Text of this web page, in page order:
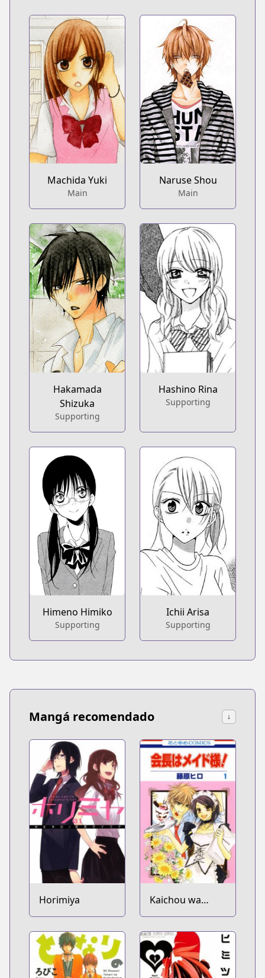
Machida Yuki
Main
Naruse Shou
Main
Hakamada
Shizuka
Supporting
Hashino Rina
Supporting
Himeno Himiko
Supporting
Ichii Arisa
Supporting
Mangá recomendado ↓
Horimiya
Kaichou wa
Maid-sama!